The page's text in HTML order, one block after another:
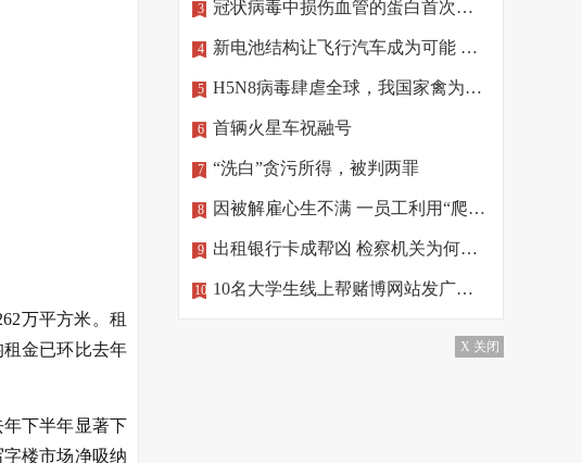
万平方米。租
金已环比去年
下半年显著下
楼市场净吸纳
3 冠状病毒中损伤血管的蛋白首次确定
4 新电池结构让飞行汽车成为可能 相关技术将亮相北京冬奥
5 H5N8病毒肆虐全球，我国家禽为何“独善其身”
6 首辆火星车祝融号
7 “洗白”贪污所得，被判两罪
8 因被解雇心生不满 一员工利用“爬虫”删公司数据
9 出租银行卡成帮凶 检察机关为何做出不起诉处理？
10 10名大学生线上帮赌博网站发广告，涉罪！
X 关闭